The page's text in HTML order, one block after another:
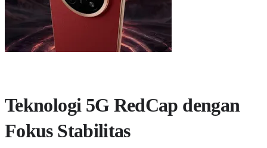
Teknologi 5G RedCap dengan
Fokus Stabilitas